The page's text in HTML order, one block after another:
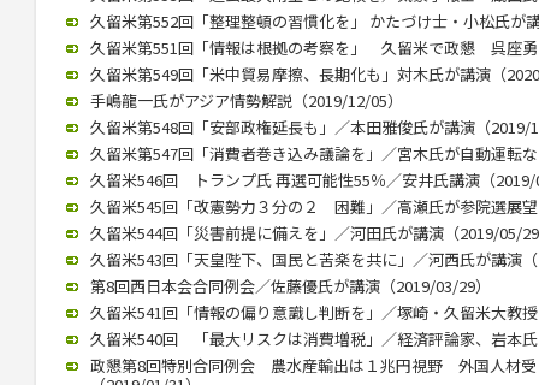
久留米第552回「整理整頓の習慣化を」 かたづけ士・小松氏が
久留米第551回「情報は根拠の考察を」 久留米で政懇 呉座
久留米第549回「米中貿易摩擦、長期化も」対木氏が講演（
手嶋龍一氏がアジア情勢解説（2019/12/05）
久留米第548回「安部政権延長も」／本田雅俊氏が講演（2019/
久留米第547回「消費者巻き込み議論を」／宮木氏が自動運転
久留米546回 トランプ氏 再選可能性55％／安井氏講演（
久留米545回「改憲勢力３分の２ 困難」／高瀬氏が参院選展
久留米544回「災害前提に備えを」／河田氏が講演（2019/05/
久留米543回「天皇陛下、国民と苦楽を共に」／河西氏が講演
第8回西日本会合同例会／佐藤優氏が講演（2019/03/29）
久留米541回「情報の偏り意識し判断を」／塚崎・久留米大教
久留米540回 「最大リスクは消費増税」／経済評論家、岩本
政懇第8回特別合同例会 農水産輸出は１兆円視野 外国人材受